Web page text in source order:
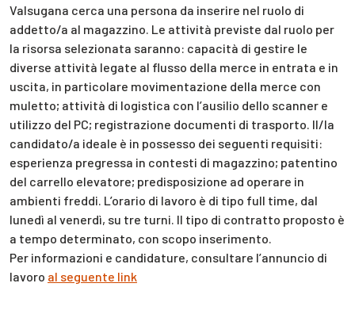
Valsugana cerca una persona da inserire nel ruolo di
addetto/a al magazzino. Le attività previste dal ruolo per
la risorsa selezionata saranno: capacità di gestire le
diverse attività legate al flusso della merce in entrata e in
uscita, in particolare movimentazione della merce con
muletto; attività di logistica con l’ausilio dello scanner e
utilizzo del PC; registrazione documenti di trasporto. Il/la
candidato/a ideale è in possesso dei seguenti requisiti:
esperienza pregressa in contesti di magazzino; patentino
del carrello elevatore; predisposizione ad operare in
ambienti freddi. L’orario di lavoro è di tipo full time, dal
lunedì al venerdì, su tre turni. Il tipo di contratto proposto è
a tempo determinato, con scopo inserimento.
Per informazioni e candidature, consultare l’annuncio di
lavoro al seguente link